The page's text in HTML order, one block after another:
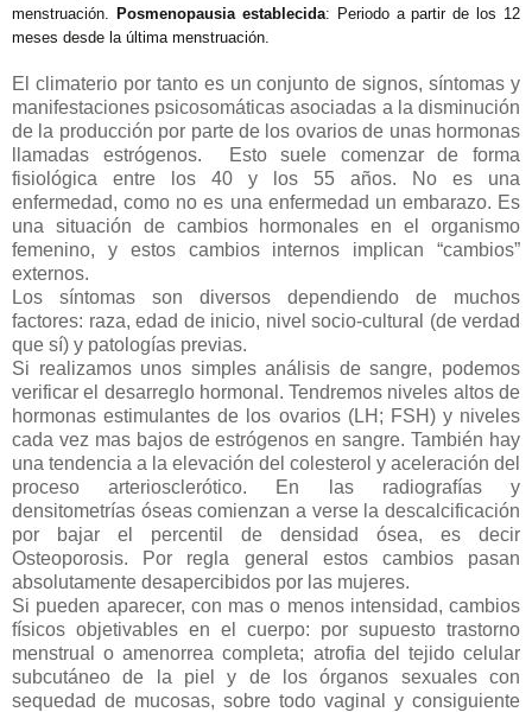
menstruación.
Posmenopausia establecida: Periodo a partir de los 12
meses desde la última menstruación.
El climaterio por tanto es un conjunto de signos, síntomas y
manifestaciones psicosomáticas asociadas a la disminución
de la producción por parte de los ovarios de unas hormonas
llamadas estrógenos. Esto suele comenzar de forma
fisiológica entre los 40 y los 55 años. No es una
enfermedad, como no es una enfermedad un embarazo. Es
una situación de cambios hormonales en el organismo
femenino, y estos cambios internos implican “cambios”
externos.
Los síntomas son diversos dependiendo de muchos
factores: raza, edad de inicio, nivel socio-cultural (de verdad
que sí) y patologías previas.
Si realizamos unos simples análisis de sangre, podemos
verificar el desarreglo hormonal. Tendremos niveles altos de
hormonas estimulantes de los ovarios (LH; FSH) y niveles
cada vez mas bajos de estrógenos en sangre. También hay
una tendencia a la elevación del colesterol y aceleración del
proceso arteriosclerótico. En las radiografías y
densitometrías óseas comienzan a verse la descalcificación
por bajar el percentil de densidad ósea, es decir
Osteoporosis. Por regla general estos cambios pasan
absolutamente desapercibidos por las mujeres.
Si pueden aparecer, con mas o menos intensidad, cambios
físicos objetivables en el cuerpo: por supuesto trastorno
menstrual o amenorrea completa; atrofia del tejido celular
subcutáneo de la piel y de los órganos sexuales con
sequedad de mucosas, sobre todo vaginal y consiguiente